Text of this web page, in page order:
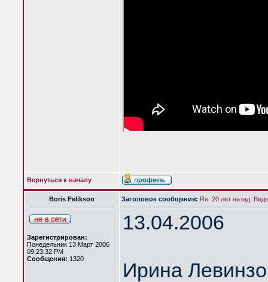
Вернуться к началу
Boris Felikson Заголовок сообщения: Re: 20 лет назад.
Зарегистрирован:
Понедельник 13 Март 2006
09:23:32 PM
Сообщения: 1320
13.04.2006
Ирина